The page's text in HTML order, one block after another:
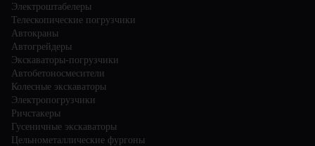
Электроштабелеры
Телескопические погрузчики
Автокраны
Автогрейдеры
Экскаваторы-погрузчики
Автобетоносмесители
Колесные экскаваторы
Электропогрузчики
Ричстакеры
Гусеничные экскаваторы
Цельнометаллические фургоны